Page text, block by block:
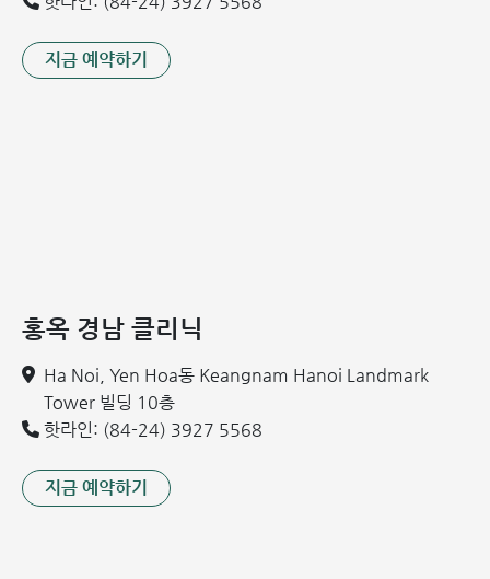
지금 예약하기
홍옥 경남 클리닉
Ha Noi, Yen Hoa동 Keangnam Hanoi Landmark
Tower 빌딩 10층
핫라인: (84-24) 3927 5568
지금 예약하기